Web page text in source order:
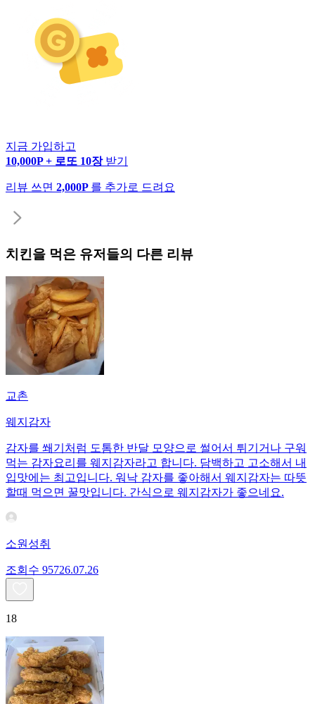
지금 가입하고
10,000P + 로또 10장 받기
리뷰 쓰면 2,000P 를 추가로 드려요
치킨을 먹은 유저들의 다른 리뷰
교촌
웨지감자
감자를 쐐기처럼 도톰한 반달 모양으로 썰어서 튀기거나 구워
먹는 감자요리를 웨지감자라고 합니다. 담백하고 고소해서 내
입맛에는 최고입니다. 워낙 감자를 좋아해서 웨지감자는 따뜻
할때 먹으면 꿀맛입니다. 간식으로 웨지감자가 좋으네요.
소원성취
조회수 95726.07.26
18